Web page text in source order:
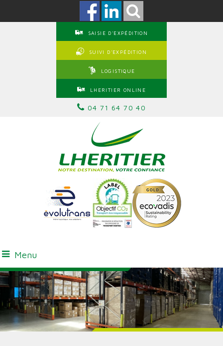
SAISIE D'EXPÉDITION
SUIVI D'EXPÉDITION
LOGISTIQUE
LHERITIER ONLINE
04 71 64 70 40
Menu